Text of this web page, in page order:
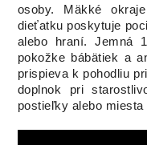
osoby. Mäkké
dieťatku poskytuje
alebo hraní. Jemná
pokožke bábätiek a
prispieva k pohodliu
doplnok pri
postieľky alebo